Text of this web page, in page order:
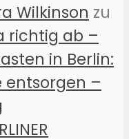
Wilkinson zu
richtig ab –
in Berlin:
entsorgen –